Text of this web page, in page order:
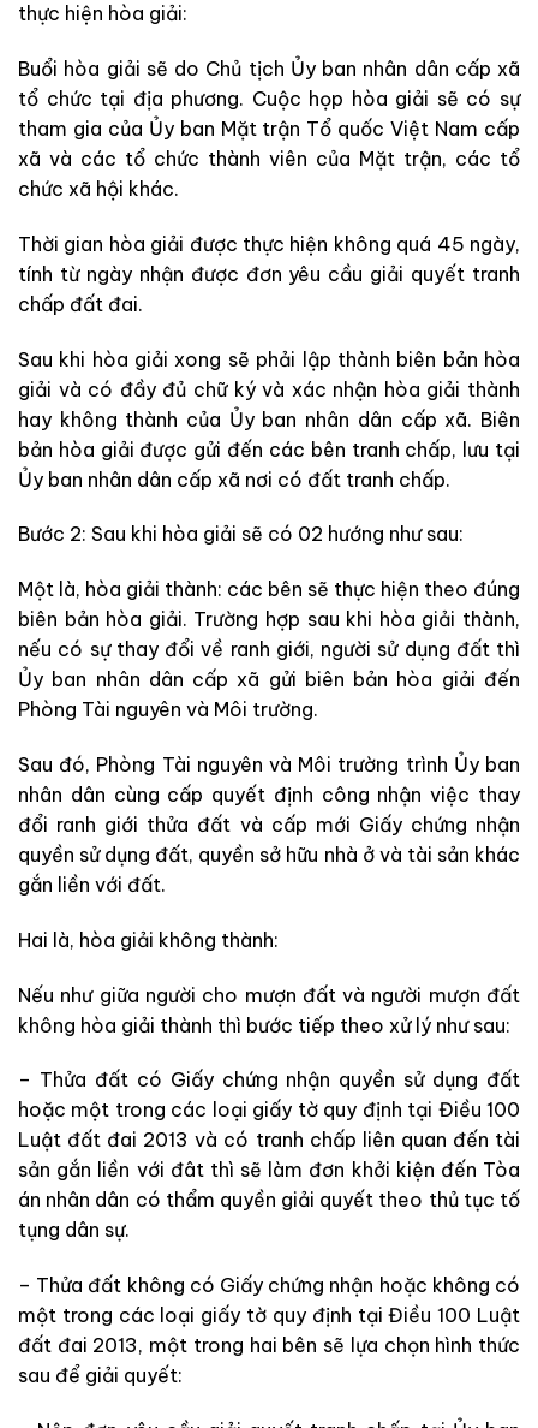
thực hiện hòa giải:
Buổi hòa giải sẽ do Chủ tịch Ủy ban nhân dân cấp xã
tổ chức tại địa phương. Cuộc họp hòa giải sẽ có sự
tham gia của Ủy ban Mặt trận Tổ quốc Việt Nam cấp
xã và các tổ chức thành viên của Mặt trận, các tổ
chức xã hội khác.
Thời gian hòa giải được thực hiện không quá 45 ngày,
tính từ ngày nhận được đơn yêu cầu giải quyết tranh
chấp đất đai.
Sau khi hòa giải xong sẽ phải lập thành biên bản hòa
giải và có đầy đủ chữ ký và xác nhận hòa giải thành
hay không thành của Ủy ban nhân dân cấp xã. Biên
bản hòa giải được gửi đến các bên tranh chấp, lưu tại
Ủy ban nhân dân cấp xã nơi có đất tranh chấp.
Bước 2: Sau khi hòa giải sẽ có 02 hướng như sau:
Một là, hòa giải thành: các bên sẽ thực hiện theo đúng
biên bản hòa giải. Trường hợp sau khi hòa giải thành,
nếu có sự thay đổi về ranh giới, người sử dụng đất thì
Ủy ban nhân dân cấp xã gửi biên bản hòa giải đến
Phòng Tài nguyên và Môi trường.
Sau đó, Phòng Tài nguyên và Môi trường trình Ủy ban
nhân dân cùng cấp quyết định công nhận việc thay
đổi ranh giới thửa đất và cấp mới Giấy chứng nhận
quyền sử dụng đất, quyền sở hữu nhà ở và tài sản khác
gắn liền với đất.
Hai là, hòa giải không thành:
Nếu như giữa người cho mượn đất và người mượn đất
không hòa giải thành thì bước tiếp theo xử lý như sau:
– Thửa đất có Giấy chứng nhận quyền sử dụng đất
hoặc một trong các loại giấy tờ quy định tại Điều 100
Luật đất đai 2013 và có tranh chấp liên quan đến tài
sản gắn liền với đât thì sẽ làm đơn khởi kiện đến Tòa
án nhân dân có thẩm quyền giải quyết theo thủ tục tố
tụng dân sự.
– Thửa đất không có Giấy chứng nhận hoặc không có
một trong các loại giấy tờ quy định tại Điều 100 Luật
đất đai 2013, một trong hai bên sẽ lựa chọn hình thức
sau để giải quyết: